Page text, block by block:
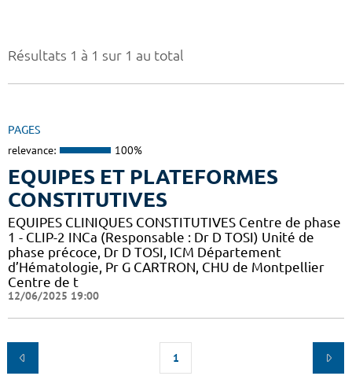
Résultats 1 à 1 sur 1 au total
PAGES
relevance: 100%
EQUIPES ET PLATEFORMES
CONSTITUTIVES
EQUIPES CLINIQUES CONSTITUTIVES Centre de phase
1 - CLIP-2 INCa (Responsable : Dr D TOSI) Unité de
phase précoce, Dr D TOSI, ICM Département
d’Hématologie, Pr G CARTRON, CHU de Montpellier
Centre de t
12/06/2025 19:00
1